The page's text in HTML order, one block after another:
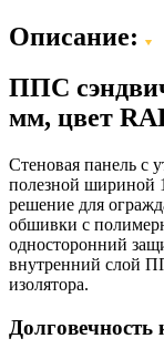
Описание:
ППС
мм, цвет
Стеновая панель с
полезной шириной
решение для
обшивки с
односторонний
внутренний слой
изолятора.
Долговечность